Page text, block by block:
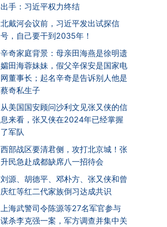
出手：习近平权力终结
北戴河会议前，习近平发出试探信
号，自己要干到2035年！
辛奇家庭背景：母亲田海燕是徐明遗
孀田海蓉妹妹，假父辛保安是国家电
网董事长；起名辛奇是告诉别人他是
蔡奇私生子
从美国国安顾问沙利文见张又侠的信
息来看，张又侠在2024年已经掌握
了军队
西部战区要清君侧，攻打北京城！张
升民急赴成都缺席八一招待会
刘源、胡德平、邓朴方、张又侠和曾
庆红等红二代家族倒习达成共识
上海武警司令陈源等27名军官参与
谋杀李克强一案，军方调查并集中关